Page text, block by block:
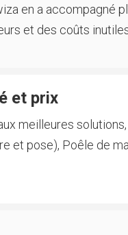
en a accompagné
et des coûts
et prix
meilleures
et pose), Poêle de